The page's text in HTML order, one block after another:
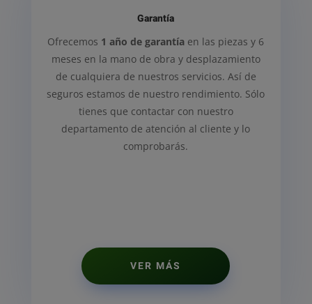
Garantía
Ofrecemos 1 año de garantía en las piezas y 6
meses en la mano de obra y desplazamiento
de cualquiera de nuestros servicios. Así de
seguros estamos de nuestro rendimiento. Sólo
tienes que contactar con nuestro
departamento de atención al cliente y lo
comprobarás.
VER MÁS